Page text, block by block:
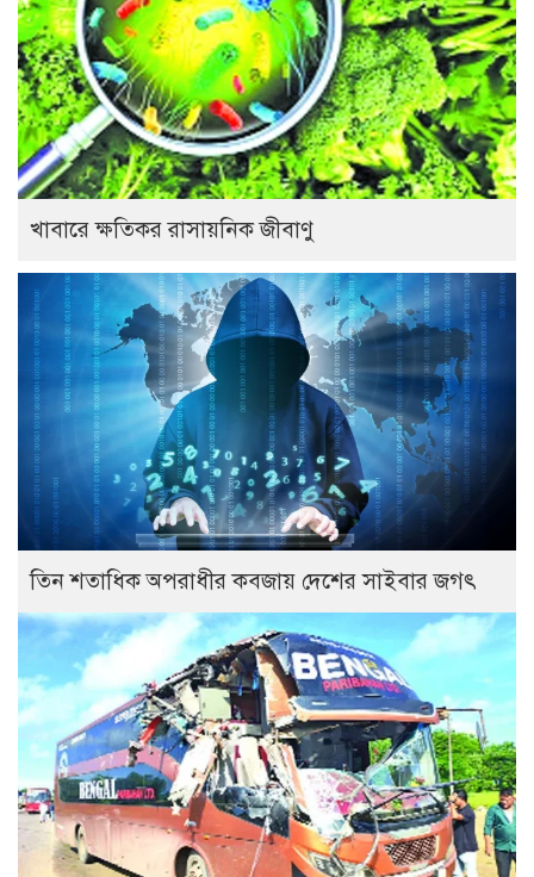
খাবারে ক্ষতিকর রাসায়নিক জীবাণু
তিন শতাধিক অপরাধীর কবজায় দেশের সাইবার জগৎ